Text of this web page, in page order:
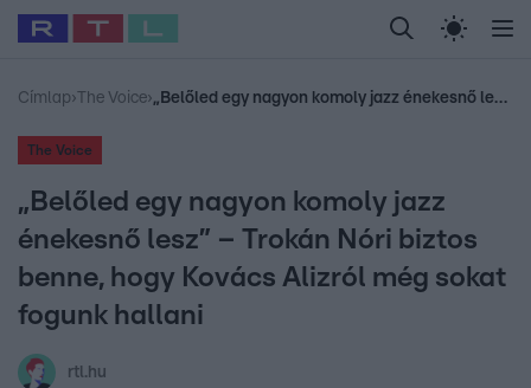
Legfrissebb RTL Híradó Randi Celeb vagyok,
Babits Marcella Most Wanted Gallusz
Címlap› The Voice› „Belőled egy nagyon komoly jazz énekesnő lesz” – Trokán Nóri biztos benne, hogy Kovács Alizról még sokat fogunk hallani
The Voice
„Belőled egy nagyon komoly jazz
énekesnő lesz” – Trokán Nóri biztos
benne, hogy Kovács Alizról még sokat
fogunk hallani
rtl.hu